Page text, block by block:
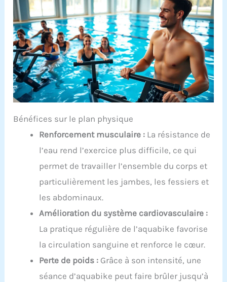
Bénéfices sur le plan physique
Renforcement musculaire : La résistance de
l’eau rend l’exercice plus difficile, ce qui
permet de travailler l’ensemble du corps et
particulièrement les jambes, les fessiers et
les abdominaux.
Amélioration du système cardiovasculaire :
La pratique régulière de l’aquabike favorise
la circulation sanguine et renforce le cœur.
Perte de poids : Grâce à son intensité, une
séance d’aquabike peut faire brûler jusqu’à